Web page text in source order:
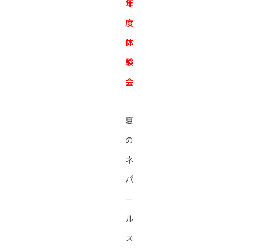
年
度
体
験
会
夏
の
ネ
パ
ー
ル
ス